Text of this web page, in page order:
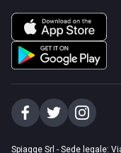
Spiagge Srl - Sede legale: